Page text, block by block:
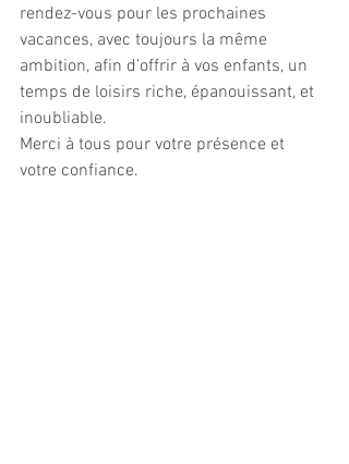
rendez-vous pour les prochaines
vacances, avec toujours la même
ambition, afin d’offrir à vos enfants, un
temps de loisirs riche, épanouissant, et
inoubliable.
Merci à tous pour votre présence et
votre confiance.